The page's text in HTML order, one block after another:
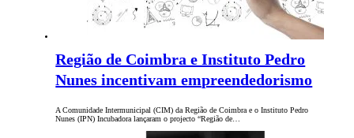
Região de Coimbra e Instituto Pedro
Nunes incentivam empreendedorismo
A Comunidade Intermunicipal (CIM) da Região de Coimbra e o Instituto Pedro
Nunes (IPN) Incubadora lançaram o projecto “Região de…